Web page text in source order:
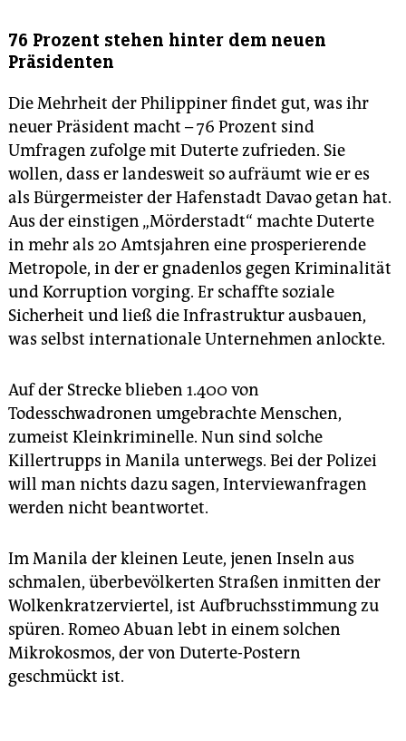
76 Prozent stehen hinter dem neuen
Präsidenten
Die Mehrheit der Philippiner findet gut, was ihr
neuer Präsident macht – 76 Prozent sind
Umfragen zufolge mit Duterte zufrieden. Sie
wollen, dass er landesweit so aufräumt wie er es
als Bürgermeister der Hafenstadt Davao getan hat.
Aus der einstigen „Mörderstadt“ machte Duterte
in mehr als 20 Amtsjahren eine prosperierende
Metropole, in der er gnadenlos gegen Kriminalität
und Korruption vorging. Er schaffte soziale
Sicherheit und ließ die Infrastruktur ausbauen,
was selbst internationale Unternehmen anlockte.
Auf der Strecke blieben 1.400 von
Todesschwadronen umgebrachte Menschen,
zumeist Kleinkriminelle. Nun sind solche
Killertrupps in Manila unterwegs. Bei der Polizei
will man nichts dazu sagen, Interviewanfragen
werden nicht beantwortet.
Im Manila der kleinen Leute, jenen Inseln aus
schmalen, überbevölkerten Straßen inmitten der
Wolkenkratzerviertel, ist Aufbruchsstimmung zu
spüren. Romeo Abuan lebt in einem solchen
Mikrokosmos, der von Duterte-Postern
geschmückt ist.